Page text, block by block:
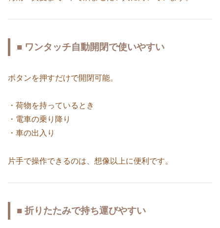
■ ワンタッチ自動開閉で使いやすい
ボタンを押すだけで開閉可能。
・荷物を持っているとき
・電車の乗り降り
・車の出入り
片手で操作できるのは、想像以上に便利です。
■ 折りたたみで持ち運びやすい